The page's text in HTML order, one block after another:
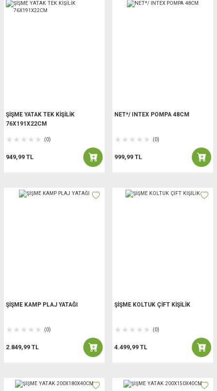
ŞİŞME YATAK TEK KİŞİLİK
76X191X22CM
(0)
949,99 TL
NET*/ INTEX POMPA 48CM
(0)
999,99 TL
ŞİŞME KAMP PLAJ YATAĞI
(0)
2.849,99 TL
ŞİŞME KOLTUK ÇİFT KİŞİLİK
(0)
4.499,99 TL